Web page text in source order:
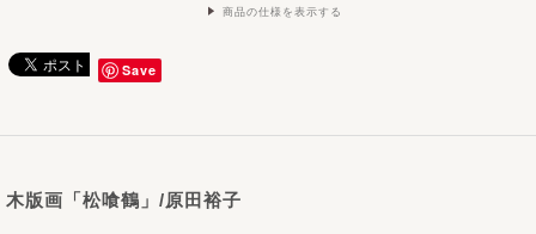
商品の仕様を表示する
Save
木版画「松喰鶴」/原田裕子